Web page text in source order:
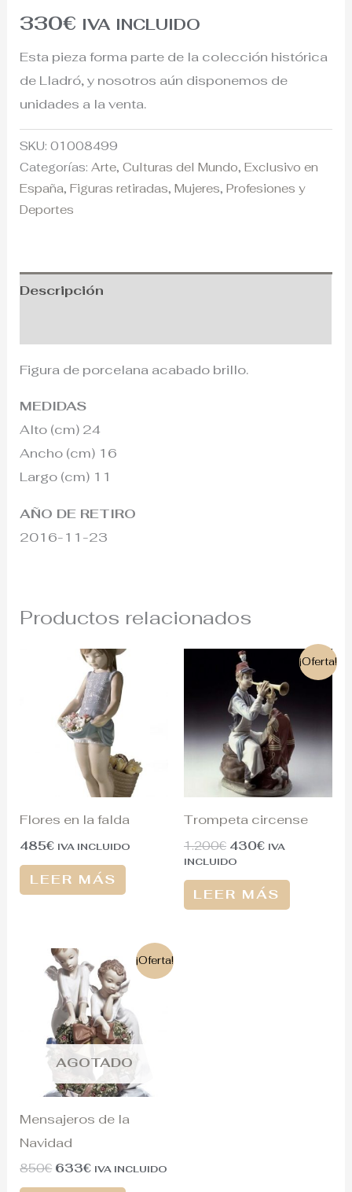
330€ IVA INCLUIDO
Esta pieza forma parte de la colección histórica
de Lladró, y nosotros aún disponemos de
unidades a la venta.
SKU:01008499
Categorías:Arte,Culturas del Mundo,Exclusivo en
España,Figuras retiradas,Mujeres,Profesiones y
Deportes
Descripción
Figura de porcelana acabado brillo.
MEDIDAS
Alto (cm) 24
Ancho (cm) 16
Largo (cm) 11
AÑO DE RETIRO
2016-11-23
Productos relacionados
Flores en la falda
485€ IVA INCLUIDO
LEER MÁS
¡Oferta!
Trompeta circense
1.200€
El
precio
original
era:
1.200€.
430€
precio
actual
es:
430€.
IVA
INCLUIDO
LEER MÁS
¡Oferta!
AGOTADO
Mensajeros de la
Navidad
850€
El
precio
original
era:
850€.
633€
precio
actual
es:
633€.
IVA INCLUIDO